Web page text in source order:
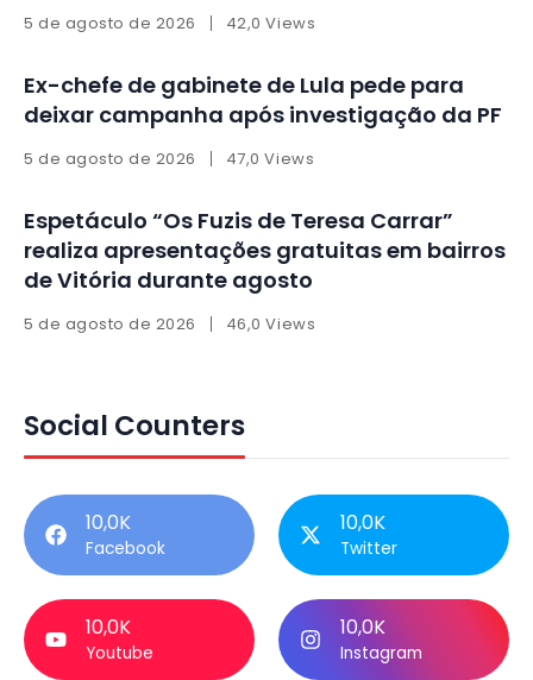
5 de agosto de 2026 42,0 Views
Ex-chefe de gabinete de Lula pede para
deixar campanha após investigação da PF
5 de agosto de 2026 47,0 Views
Espetáculo “Os Fuzis de Teresa Carrar”
realiza apresentações gratuitas em bairros
de Vitória durante agosto
5 de agosto de 2026 46,0 Views
Social Counters
10,0K
Facebook
10,0K
Twitter
10,0K
Youtube
10,0K
Instagram